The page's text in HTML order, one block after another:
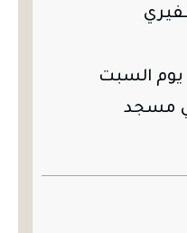
يوم السبت
في مسجد